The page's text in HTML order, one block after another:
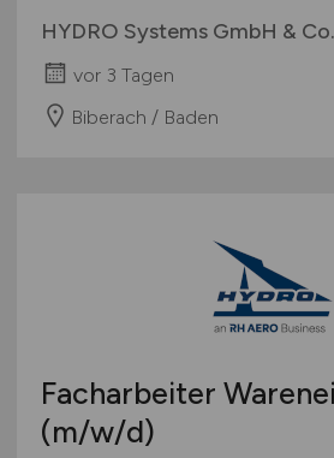
HYDRO Systems GmbH &
vor 3 Tagen
Biberach / Baden
Facharbeiter
(m/w/d)